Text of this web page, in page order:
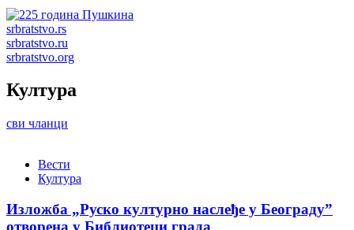
srbratstvo.rs
srbratstvo.ru
srbratstvo.org
Култура
сви чланци
Вести
Култура
Изложба „Руско културно наслеђе у Београду”
отворена у Библиотеци града